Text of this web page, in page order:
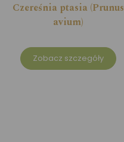
Czereśnia ptasia (Prunus
avium)
Zobacz szczegóły